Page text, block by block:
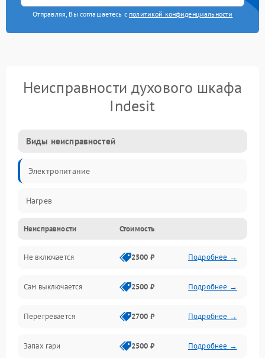
Отправляя, Вы соглашаетесь с политикой конфиденциальности
Неисправности духового шкафа
Indesit
Виды неисправностей
Электропитание
Нагрев
Неисправности Стоимость
Не включается 2500 ₽ Подробнее →
Сам выключается 2500 ₽ Подробнее →
Перегревается 2700 ₽ Подробнее →
Запах гари 2500 ₽ Подробнее →